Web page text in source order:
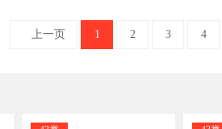
上一页 1 2 3 4